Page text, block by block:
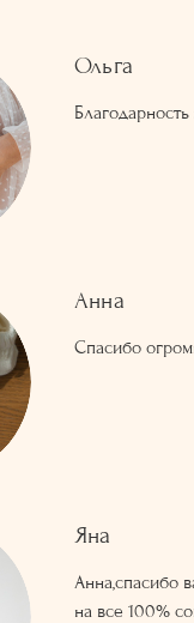
Ольга
Благодарность
Анна
Спасибо
Яна
Анна,спасибо
на все 100%